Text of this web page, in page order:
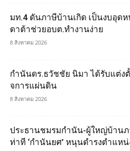
มท.4 ดันภาษีบ้านเกิด เป็นงบอุด
ดาต้าช่วยอบต.ทำงานง่าย
8 สิงหาคม 2026
กำนันดร.ธวัชชัย นิมา ได้รับแต่ง
จการแผ่นดิน
8 สิงหาคม 2026
ประธานชมรมกำนัน-ผู้ใหญ่บ้านภ
ท่าที ‘กำนันยศ’ หนุนดำรงตำแหน่